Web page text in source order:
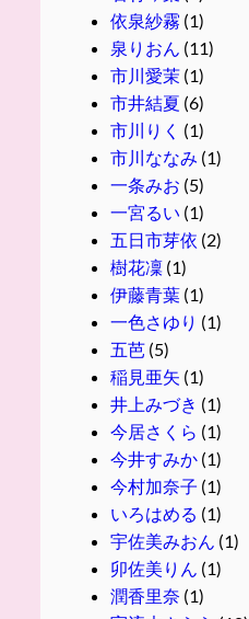
依泉紗霧 (1)
泉りおん (11)
市川愛茉(1)
市井結夏 (6)
市川りく (1)
市川ななみ (1)
一条みお (5)
一宮るい (1)
五日市芽依 (2)
樹花凜(1)
伊藤青葉(1)
一色さゆり (1)
五芭(5)
稲見亜矢 (1)
井上みづき (1)
今居さくら (1)
今井すみか(1)
今村加奈子 (1)
いろはめる (1)
宇佐美みおん (1)
卯佐美りん (1)
潤香里奈 (1)